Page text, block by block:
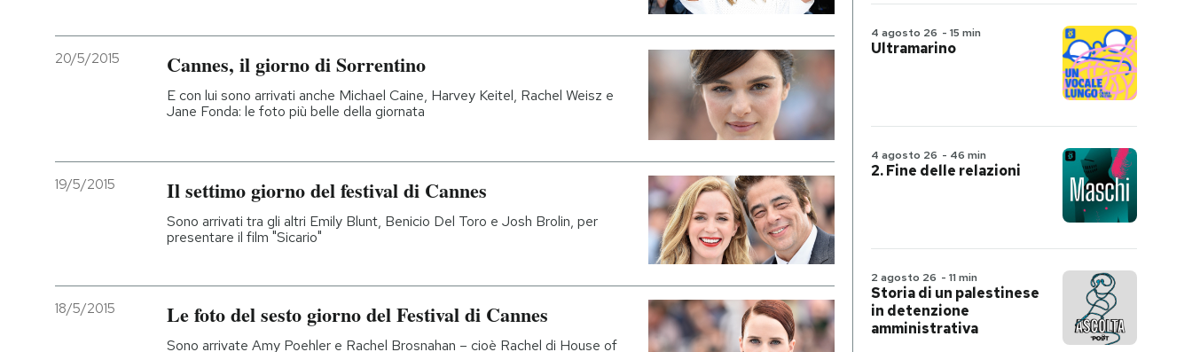
20/5/2015 Cannes, il giorno di Sorrentino
E con lui sono arrivati anche Michael Caine, Harvey Keitel, Rachel Weisz e
Jane Fonda: le foto più belle della giornata
19/5/2015 Il settimo giorno del festival di Cannes
Sono arrivati tra gli altri Emily Blunt, Benicio Del Toro e Josh Brolin, per
presentare il film "Sicario"
18/5/2015 Le foto del sesto giorno del Festival di Cannes
Sono arrivate Amy Poehler e Rachel Brosnahan – cioè Rachel di House of
4 agosto 26 - 15 min
Ultramarino
4 agosto 26 - 46 min
2. Fine delle relazioni
2 agosto 26 - 11 min
Storia di un palestinese
in detenzione
amministrativa